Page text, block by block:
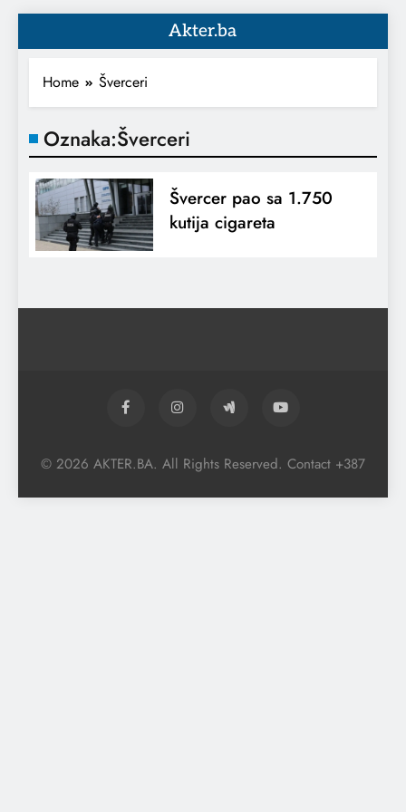
Akter.ba
Home Šverceri
Oznaka:Šverceri
Švercer pao sa 1.750
kutija cigareta
© 2026 AKTER.BA. All Rights Reserved. Contact +387